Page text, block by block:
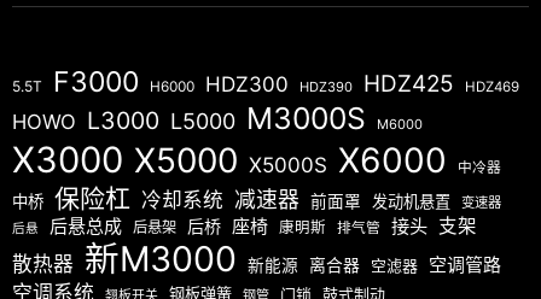
5.5T F3000 H6000 HDZ300 HDZ390 HDZ425 HDZ469
HOWO L3000 L5000 M3000S M6000
X3000 X5000 X5000S X6000 中冷器
中桥 保险杠 冷却系统 减速器 前面罩 发动机悬置 变速器
后悬 后悬总成 后悬架 后桥 座椅 康明斯 排气管 接头 支架
散热器 新M3000 新能源 离合器 空滤器 空调管路
空调系统 翘板开关 钢板弹簧 钢管 门锁 鼓式制动